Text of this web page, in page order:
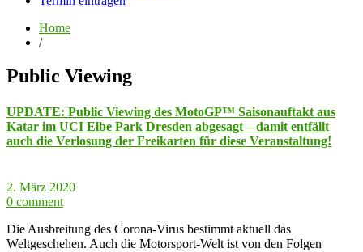
Home
/
Public Viewing
UPDATE: Public Viewing des MotoGP™ Saisonauftakt aus
Katar im UCI Elbe Park Dresden abgesagt – damit entfällt
auch die Verlosung der Freikarten für diese Veranstaltung!
2. März 2020
0 comment
Die Ausbreitung des Corona-Virus bestimmt aktuell das
Weltgeschehen. Auch die Motorsport-Welt ist von den Folgen